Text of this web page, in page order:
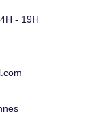
- 19H